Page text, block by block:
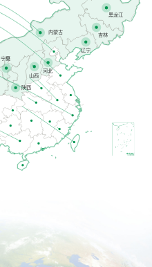
辽宁
内蒙古
河北
山西
吉林
黑龙江
宁夏
陕西